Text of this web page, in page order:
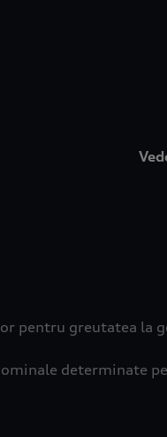
pentru greutatea la
determinate